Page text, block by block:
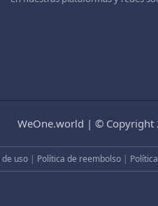
WeOne.world | © Copyright
uso| Política de reembolso|